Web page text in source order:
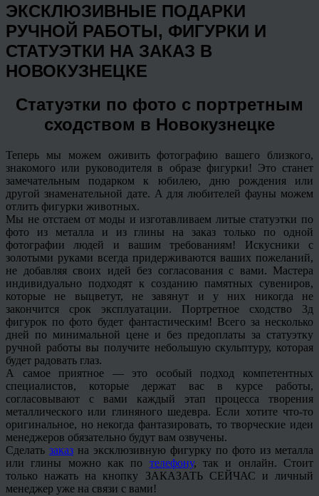
ЭКСКЛЮЗИВНЫЕ ПОДАРКИ
РУЧНОЙ РАБОТЫ, ФИГУРКИ И
СТАТУЭТКИ НА ЗАКАЗ В
НОВОКУЗНЕЦКЕ
Статуэтки по фото с портретным
сходством в Новокузнецке
Теперь мы можем оживить фотографию вашего близкого,
знакомого или руководителя в образе фигурки! Это станет
замечательным подарком к юбилею, дню рождения или
другой знаменательной дате. А для любителей фауны можем
отлить фигурки животных.
Мы не отстаем от моды и изготавливаем литые статуэтки по
фото из металла и из глины на заказ только по одной
фотографии людей и вашим требованиям! Искусники с
золотыми руками всегда придерживаются ваших пожеланий,
не добавляя своих идей без согласования с вами. Мастера
индивидуально подходят к созданию памятных сувениров,
которые не выцветут, не завянут и у них никогда не
закончится срок эксплуатации. Портретное сходство 3д
фигурок по фото будет фантастическим! Всего за несколько
дней по минимальной цене и без предоплаты за статуэтку
ручной работы вы получите небольшую скульптуру, которая
будет радовать глаз.
А самое приятное — это особый подход компетентных
специалистов, которые держат вас в курсе работы,
согласовывают с вами каждый этап процесса творения
металлического или глиняного шедевра. Если хотите что-то
оригинальное, но некогда фантазировать, то творческие идеи
менеджеров обязательно будут вам озвучены.
Сделать заказ на эксклюзивную фигурку по фото из металла
или глины можно как по телефону, так и онлайн. Стоит
только нажать на кнопку ЗАКАЗАТЬ СЕЙЧАС и личный
менеджер уже на связи с вами!